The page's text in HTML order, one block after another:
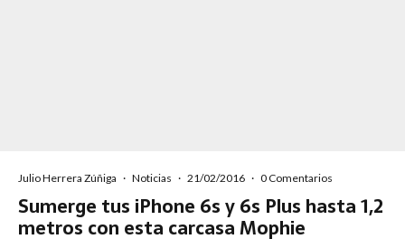
Julio Herrera Zúñiga · Noticias · 21/02/2016 · 0 Comentarios
Sumerge tus iPhone 6s y 6s Plus hasta 1,2
metros con esta carcasa Mophie